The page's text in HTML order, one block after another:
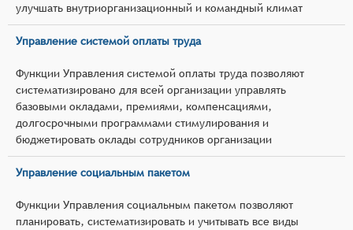
улучшать внутриорганизационный и командный климат
Управление системой оплаты труда
Функции Управления системой оплаты труда позволяют
систематизировано для всей организации управлять
базовыми окладами, премиями, компенсациями,
долгосрочными программами стимулирования и
бюджетировать оклады сотрудников организации
Управление социальным пакетом
Функции Управления социальным пакетом позволяют
планировать, систематизировать и учитывать все виды